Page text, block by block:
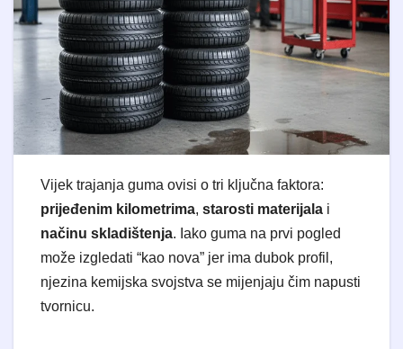
Vijek trajanja guma ovisi o tri ključna faktora:
prijeđenim kilometrima, starosti materijala i
načinu skladištenja. Iako guma na prvi pogled
može izgledati “kao nova” jer ima dubok profil,
njezina kemijska svojstva se mijenjaju čim napusti
tvornicu.